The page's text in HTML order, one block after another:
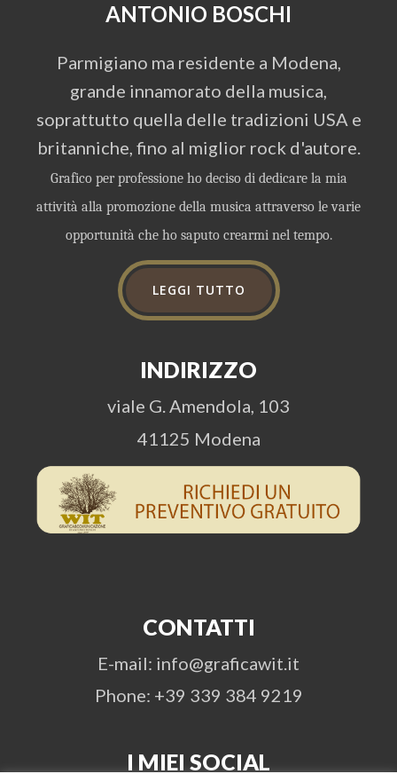
ANTONIO BOSCHI
Parmigiano ma residente a Modena,
grande innamorato della musica,
soprattutto quella delle tradizioni USA e
britanniche, fino al miglior rock d'autore.
Grafico per professione ho deciso di dedicare la mia
attività alla promozione della musica attraverso le varie
opportunità che ho saputo crearmi nel tempo.
LEGGI TUTTO
INDIRIZZO
viale G. Amendola, 103
41125 Modena
CONTATTI
E-mail: info@graficawit.it
Phone: +39 339 384 9219
I MIEI SOCIAL